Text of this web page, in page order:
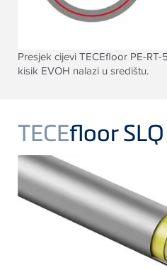
Presjek cijevi TECEfloor PE-
kisik EVOH nalazi u središtu.
TECEfloor